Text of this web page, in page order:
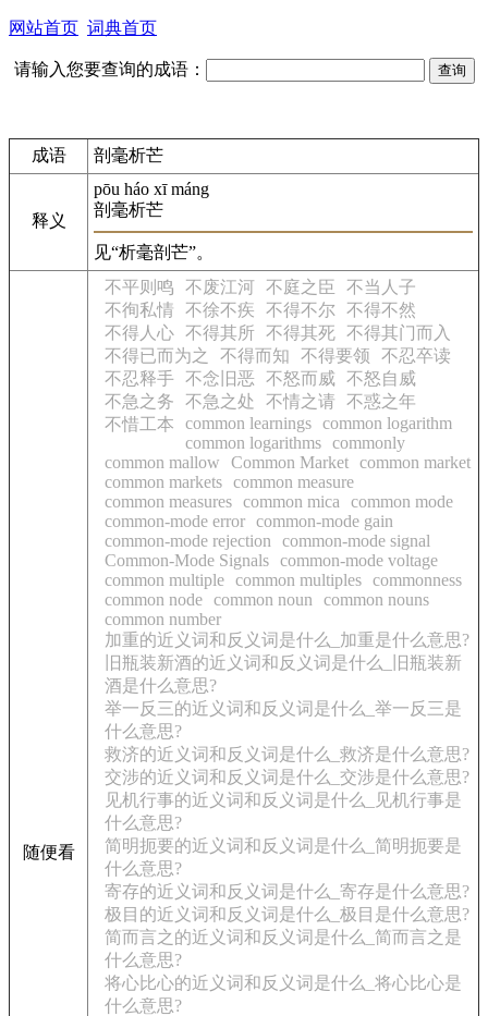
网站首页 词典首页
请输入您要查询的成语：
成语 剖毫析芒
释义
pōu háo xī máng
剖毫析芒
见“析毫剖芒”。
随便看
不平则鸣 不废江河 不庭之臣
不当人子
不徇私情
不徐不疾 不得不尔
不得不然
不得人心 不得其所 不得其死 不得其门而入
不得已而为之
不得而知 不得要领
不忍卒读
不忍释手 不念旧恶 不怒而威
不怒自威
不急之务
不急之处 不情之请
不惑之年
不惜工本
common learnings common logarithm
common logarithms commonly
common mallow
Common Market common market
common markets common measure
common measures common mica
common mode
common-mode error common-mode gain
common-mode rejection
common-mode signal
Common-Mode Signals common-mode voltage
common multiple common multiples commonness
common node common noun
common nouns
common number
加重的近义词和反义词是什么_加重是什么意思?
旧瓶装新酒的近义词和反义词是什么_旧瓶装新
酒是什么意思?
举一反三的近义词和反义词是什么_举一反三是
什么意思?
救济的近义词和反义词是什么_救济是什么意思?
交涉的近义词和反义词是什么_交涉是什么意思?
见机行事的近义词和反义词是什么_见机行事是
什么意思?
简明扼要的近义词和反义词是什么_简明扼要是
什么意思?
寄存的近义词和反义词是什么_寄存是什么意思?
极目的近义词和反义词是什么_极目是什么意思?
简而言之的近义词和反义词是什么_简而言之是
什么意思?
将心比心的近义词和反义词是什么_将心比心是
什么意思?